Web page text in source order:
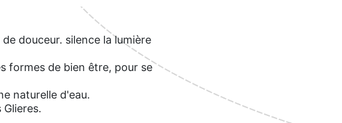
douceur. silence la lumière
formes de bien être, pour se
naturelle d'eau.